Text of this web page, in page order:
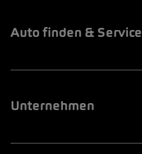
Auto finden & Service
Unternehmen